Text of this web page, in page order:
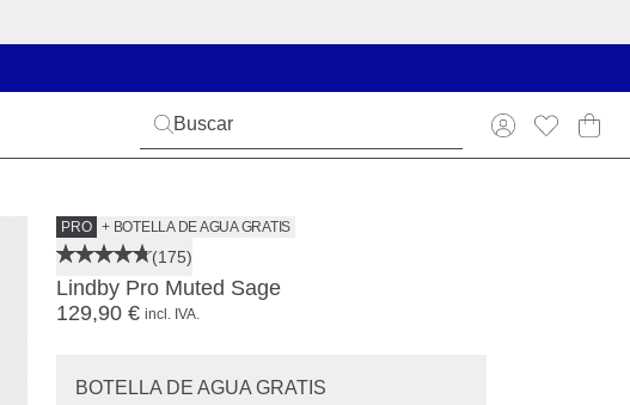
PRO + BOTELLA DE AGUA GRATIS
(175)
Lindby Pro Muted Sage
129,90 € incl. IVA.
BOTELLA DE AGUA GRATIS